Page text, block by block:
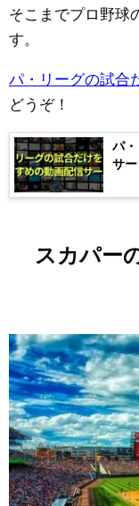
そこまでプロ野球
す。
パ・リーグの試合
どうぞ！
パ
サー
スカパー